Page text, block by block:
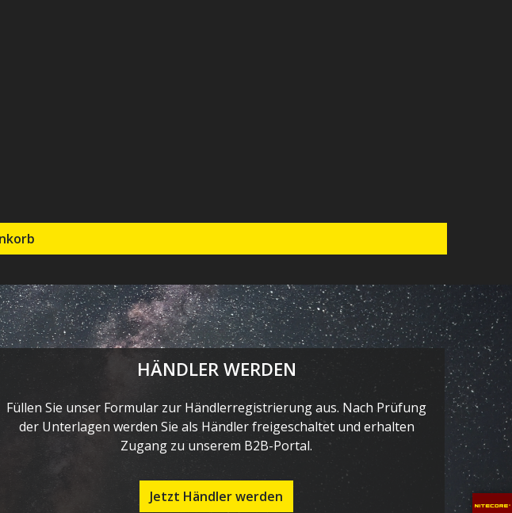
HÄNDLER WERDEN
Füllen Sie unser Formular zur Händlerregistrierung aus. Nach Prüfung
der Unterlagen werden Sie als Händler freigeschaltet und erhalten
Zugang zu unserem B2B-Portal.
Jetzt Händler werden